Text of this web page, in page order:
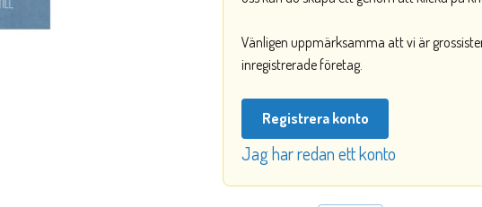
Vänligen uppmärksamma att vi är
inregistrerade företag.
Registrera konto
Jag har redan ett konto